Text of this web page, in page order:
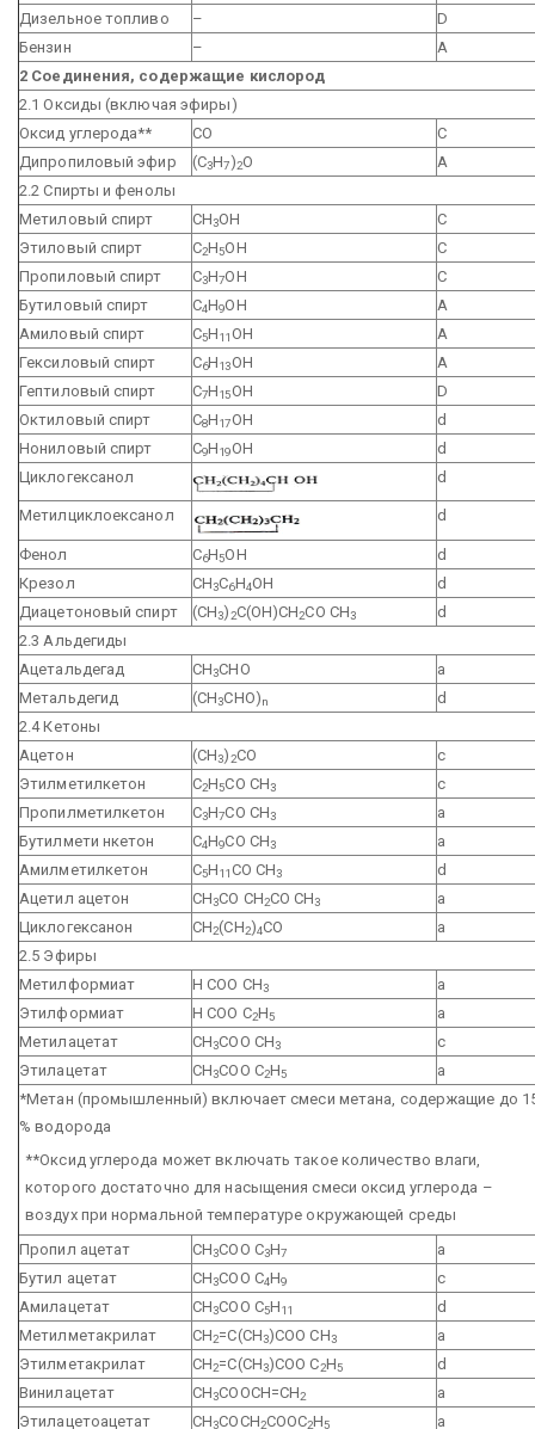
Дизельное топливо
–
D
Бензин
–
A
2 Соединения, содержащие кислород
2.1 Оксиды (включая эфиры)
Оксид углерода**
СО
С
Дипропиловый эфир
(С3Н7)2О
A
2.2 Спирты и фенолы
Метиловый спирт
СН3ОН
С
Этиловый спирт
С2Н5ОН
С
Пропиловый спирт
С3Н7ОН
С
Бутиловый спирт
С4Н9ОН
A
Амиловый спирт
С5Н11ОН
A
Гексиловый спирт
С6Н13ОН
A
Гептиловый спирт
С7Н15ОН
D
Октиловый спирт
С8Н17ОН
d
Нониловый спирт
C9H19OH
d
Циклогексанол
d
Метилциклоексанол d
Фенол С6Н5ОН
d
Крезол
СН3С6Н4ОН
d
Диацетоновый спирт
(СН3)2С(ОН)СН2СО СН3
d
2.3 Альдегиды
Ацетальдегад
СН3СНО
a
Метальдегид
(СН3СНО)n
d
2.4 Кетоны
Ацетон
(СН3)2СО
с
Этилметилкетон
С2Н5СО СН3
с
Пропилметилкетон
С3Н7СО СН3
a
Бутилмети нкетон
С4Н9СО СН3
a
Амилметилкетон
С5Н11СО СН3
d
Ацетил ацетон
СН3СО СН2СО СН3
a
Циклогексанон
СН2(СН2)4СО
a
2.5 Эфиры
Метилформиат
Н СОО СН3
a
Этилформиат
Н СОО С2Н5
a
Метилацетат
СН3СОО СН3
с
Этилацетат
СН3СОО С2Н5
a
*Метан (промышленный) включает смеси метана, содержащие до
% водорода
**Оксид углерода может включать такое количество влаги,
которого достаточно для насыщения смеси оксид углерода –
воздух при нормальной температуре окружающей среды
Пропил ацетат
СН3СОО С3Н7
a
Бутил ацетат
СН3СОО С4Н9
с
Амилацетат
СН3СОО С5Н11
d
Метилметакрилат
СН2=С(СН3)СОО СН3
a
Этилметакрилат
СН2=С(СН3)СОО С2Н5
d
Винилацетат
СН3СООСН=СН2
a
Этилацетоацетат
СН3СОСН2СООС2Н5 a